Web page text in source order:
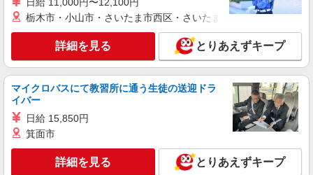
キープ
派遣社員
株式会社kotrio /●SW-H1-2098841
赤羽駅＊サ高住＊シフト融通が利くため子育て
世代から大人気♪
時給2400円〜3000円 ＜日払い有/週払い有/交
キープ 詳細を見る
栃木市・小山市・さいたま市西区・さいたま市岩槻区・久喜市・
詳細を見る とりあえずキープ
マイクロバスにて教習所に通う生徒の送迎ドラ
イバー
日給 15,850円
箕面市
詳細を見る とりあえずキープ